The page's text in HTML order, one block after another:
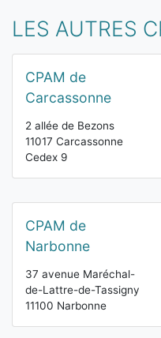
LES AUTRES
CPAM de
Carcassonne
2 allée de Bezons
11017 Carcassonne
Cedex 9
CPAM de
Narbonne
37 avenue Maréchal-
de-Lattre-de-Tassigny
11100 Narbonne